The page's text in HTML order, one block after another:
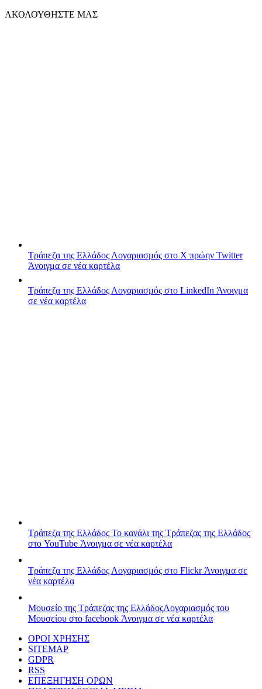
ΑΚΟΛΟΥΘΗΣΤΕ ΜΑΣ
Τράπεζα της Ελλάδος Λογαριασμός στο X πρώην Twitter
Άνοιγμα σε νέα καρτέλα
Τράπεζα της Ελλάδος Λογαριασμός στο LinkedIn Άνοιγμα
σε νέα καρτέλα
Τράπεζα της Ελλάδος Το κανάλι της Τράπεζας της Ελλάδος
στο YouTube Άνοιγμα σε νέα καρτέλα
Τράπεζα της Ελλάδος Λογαριασμός στο FlickrΆνοιγμα σε
νέα καρτέλα
Μουσείο της Τράπεζας της ΕλλάδοςΛογαριασμός του
Μουσείου στο facebook Άνοιγμα σε νέα καρτέλα
ΟΡΟΙ ΧΡΗΣΗΣ
SITEMAP
GDPR
RSS
ΕΠΕΞΗΓΗΣΗ ΟΡΩΝ